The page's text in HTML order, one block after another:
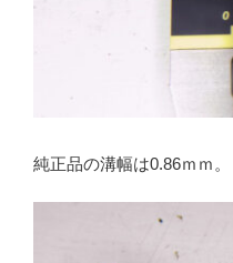
純正品の溝幅は0.86ｍｍ。